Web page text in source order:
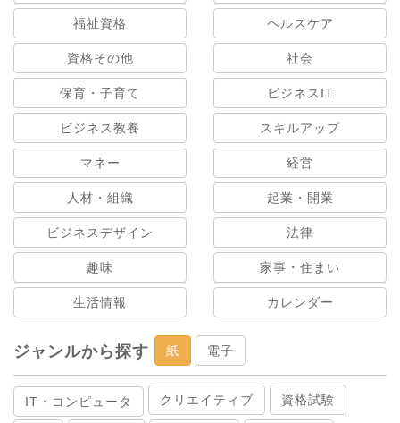
福祉資格 ヘルスケア
資格その他 社会
保育・子育て ビジネスIT
ビジネス教養 スキルアップ
マネー 経営
人材・組織 起業・開業
ビジネスデザイン 法律
趣味 家事・住まい
生活情報 カレンダー
ジャンルから探す 紙 電子
IT・コンピュータ クリエイティブ 資格試験